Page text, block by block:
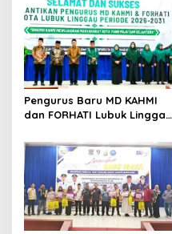
Pengurus Baru MD KAHMI
dan FORHATI Lubuk Linggau
Bersinergi Bangun Daerah